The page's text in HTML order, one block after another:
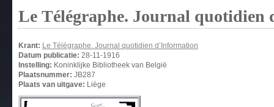
Le Télégraphe. Journal quotidien
Krant: Le Télégraphe. Journal quotidien d’Information
Datum publicatie: 28-11-1916
Instelling: Koninklijke Bibliotheek van België
Plaatsnummer: JB287
Plaats van uitgave: Liège